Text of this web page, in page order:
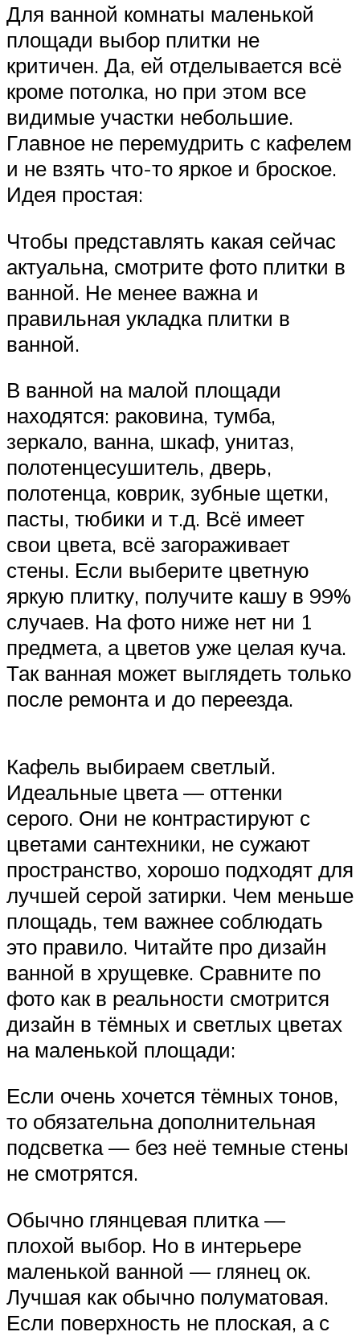
Для ванной комнаты маленькой
площади выбор плитки не
критичен. Да, ей отделывается всё
кроме потолка, но при этом все
видимые участки небольшие.
Главное не перемудрить с кафелем
и не взять что-то яркое и броское.
Идея простая:
Чтобы представлять какая сейчас
актуальна, смотрите фото плитки в
ванной. Не менее важна и
правильная укладка плитки в
ванной.
В ванной на малой площади
находятся: раковина, тумба,
зеркало, ванна, шкаф, унитаз,
полотенцесушитель, дверь,
полотенца, коврик, зубные щетки,
пасты, тюбики и т.д. Всё имеет
свои цвета, всё загораживает
стены. Если выберите цветную
яркую плитку, получите кашу в 99%
случаев. На фото ниже нет ни 1
предмета, а цветов уже целая куча.
Так ванная может выглядеть только
после ремонта и до переезда.
Кафель выбираем светлый.
Идеальные цвета — оттенки
серого. Они не контрастируют с
цветами сантехники, не сужают
пространство, хорошо подходят для
лучшей серой затирки. Чем меньше
площадь, тем важнее соблюдать
это правило. Читайте про дизайн
ванной в хрущевке. Сравните по
фото как в реальности смотрится
дизайн в тёмных и светлых цветах
на маленькой площади:
Если очень хочется тёмных тонов,
то обязательна дополнительная
подсветка — без неё темные стены
не смотрятся.
Обычно глянцевая плитка —
плохой выбор. Но в интерьере
маленькой ванной — глянец ок.
Лучшая как обычно полуматовая.
Если поверхность не плоская, а с